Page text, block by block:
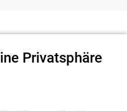
Privatsphäre